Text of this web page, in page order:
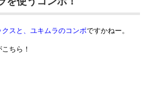
クスと、ユキムラのコンボですかねー。
ちら！